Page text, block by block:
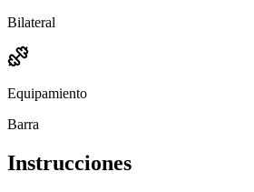
Bilateral
Equipamiento
Barra
Instrucciones